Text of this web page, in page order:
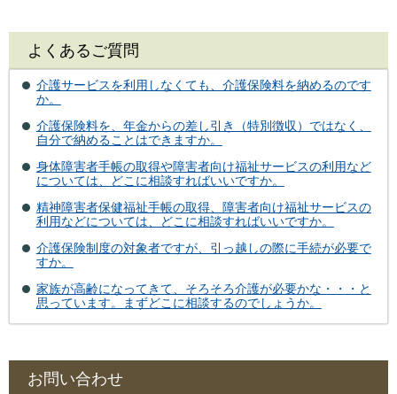
よくあるご質問
介護サービスを利用しなくても、介護保険料を納めるのです
か。
介護保険料を、年金からの差し引き（特別徴収）ではなく、
自分で納めることはできますか。
身体障害者手帳の取得や障害者向け福祉サービスの利用など
については、どこに相談すればいいですか。
精神障害者保健福祉手帳の取得、障害者向け福祉サービスの
利用などについては、どこに相談すればいいですか。
介護保険制度の対象者ですが、引っ越しの際に手続が必要で
すか。
家族が高齢になってきて、そろそろ介護が必要かな・・・と
思っています。まずどこに相談するのでしょうか。
お問い合わせ